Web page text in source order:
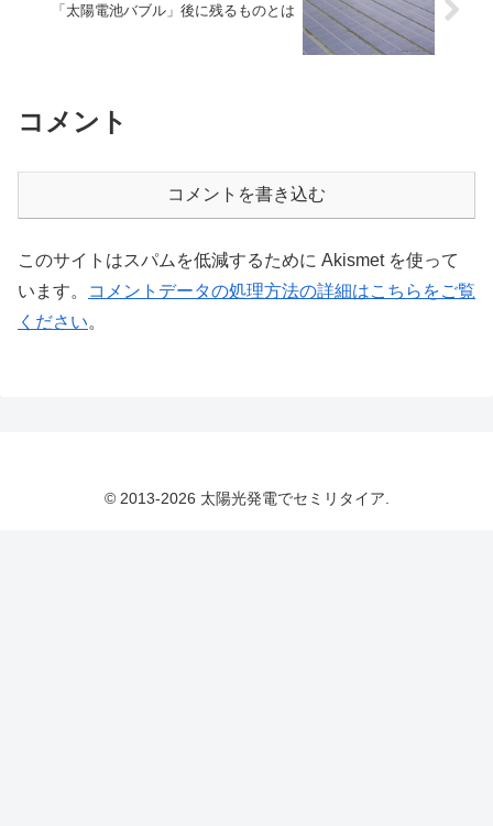
「太陽電池バブル」後に残るものとは
コメント
コメントを書き込む
このサイトはスパムを低減するために Akismet を使って
います。
コメントデータの処理方法の詳細はこちらをご覧
ください。
© 2013-2026 太陽光発電でセミリタイア.